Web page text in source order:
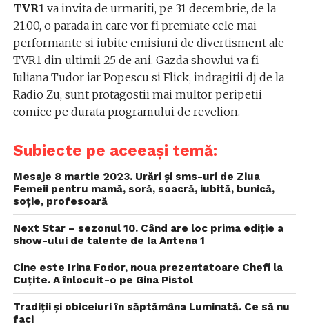
TVR1 va invita de urmariti, pe 31 decembrie, de la
21.00, o parada in care vor fi premiate cele mai
performante si iubite emisiuni de divertisment ale
TVR1 din ultimii 25 de ani. Gazda showlui va fi
Iuliana Tudor iar Popescu si Flick, indragitii dj de la
Radio Zu, sunt protagostii mai multor peripetii
comice pe durata programului de revelion.
Subiecte pe aceeași temă:
Mesaje 8 martie 2023. Urări și sms-uri de Ziua
Femeii pentru mamă, soră, soacră, iubită, bunică,
soție, profesoară
Next Star – sezonul 10. Când are loc prima ediție a
show-ului de talente de la Antena 1
Cine este Irina Fodor, noua prezentatoare Chefi la
Cuțite. A înlocuit-o pe Gina Pistol
Tradiții și obiceiuri în săptămâna Luminată. Ce să nu
faci